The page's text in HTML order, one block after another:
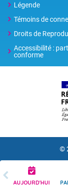
AUJOURD'HUI
Légende
Témoins de
Droits de
Accessibilité :
conforme
©